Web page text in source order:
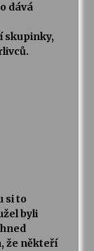
dává
skupinky,
si to
byli
že někteří